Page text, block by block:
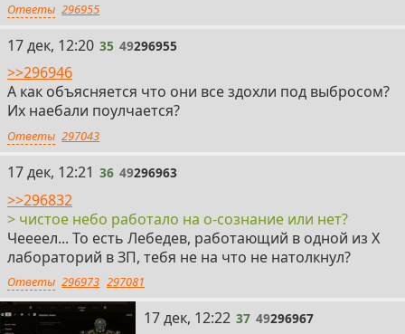
Ответы 296955
35
17 дек, 12:20 35 49296955
>>296946
А как объясняется что они все здохли под выбросом?
Их наебали поулчается?
Ответы 297043
36
17 дек, 12:21 36 49296963
>>296832
> чистое небо работало на о-сознание или нет?
Чеееел... То есть Лебедев, работающий в одной из Х
лабораторий в ЗП, тебя не на что не натолкнул?
Ответы 296973 297081
37
17 дек, 12:22 37 49296967